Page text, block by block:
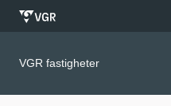
VGR fastigheter